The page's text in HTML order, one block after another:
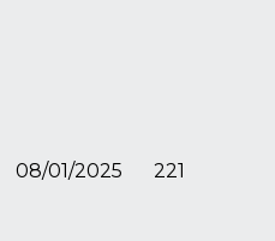
08/01/2025 221